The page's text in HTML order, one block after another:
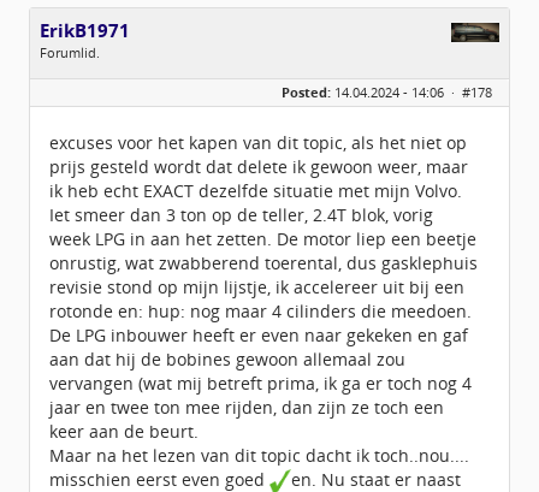
ErikB1971
Forumlid.
Geslacht:
Leeftijd:
55
Geregistreerd:09 / 2020
Posted: 14.04.2024 - 14:06 · #178
excuses voor het kapen van dit topic, als het niet op
prijs gesteld wordt dat delete ik gewoon weer, maar
ik heb echt EXACT dezelfde situatie met mijn Volvo.
Iet smeer dan 3 ton op de teller, 2.4T blok, vorig
week LPG in aan het zetten. De motor liep een beetje
onrustig, wat zwabberend toerental, dus gasklephuis
revisie stond op mijn lijstje, ik accelereer uit bij een
rotonde en: hup: nog maar 4 cilinders die meedoen.
De LPG inbouwer heeft er even naar gekeken en gaf
aan dat hij de bobines gewoon allemaal zou
vervangen (wat mij betreft prima, ik ga er toch nog 4
jaar en twee ton mee rijden, dan zijn ze toch een
keer aan de beurt.
Maar na het lezen van dit topic dacht ik toch..nou....
misschien eerst even goed
en. Nu staat er naast